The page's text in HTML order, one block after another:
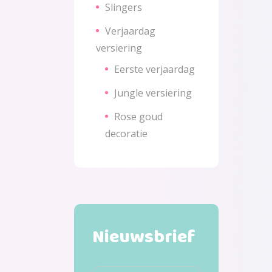
Slingers
Verjaardag
versiering
Eerste verjaardag
Jungle versiering
Rose goud
decoratie
Nieuwsbrief